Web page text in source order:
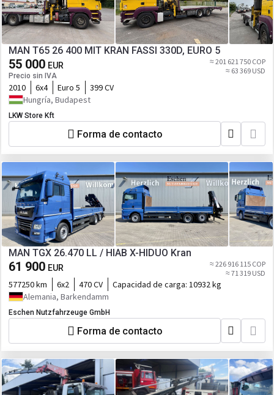
MAN T65 26 400 MIT KRAN FASSI 330D, EURO 5
55 000 EUR
Precio sin IVA
≈ 201 621 750 COP
≈ 63 369 USD
2010 6x4 Euro 5
399 CV
Hungría, Budapest
LKW Store Kft
Forma de contacto
MAN TGX 26.470 LL / HIAB X-HIDUO Kran
61 900 EUR
≈ 226 916 115 COP
≈ 71 319 USD
577250 km 6x2 470 CV Capacidad de carga: 10932 kg
Alemania, Barkendamm
Eschen Nutzfahrzeuge GmbH
Forma de contacto